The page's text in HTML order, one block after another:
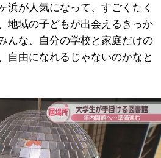
浜が人気になって、すごくたく
地域の子どもが出会えるきっか
んな、自分の学校と家庭だけの
自由になれるじゃないのかなと